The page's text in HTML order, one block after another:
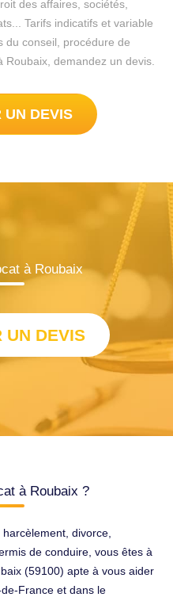
des affaires, sociétés,
Tarifs indicatifs et variable
du conseil, procédure de
demandez un devis.
UN DEVIS
à Roubaix
UN DEVIS
à Roubaix ?
divorce,
de conduire, vous êtes à
(59100) apte à vous aider
France et dans le